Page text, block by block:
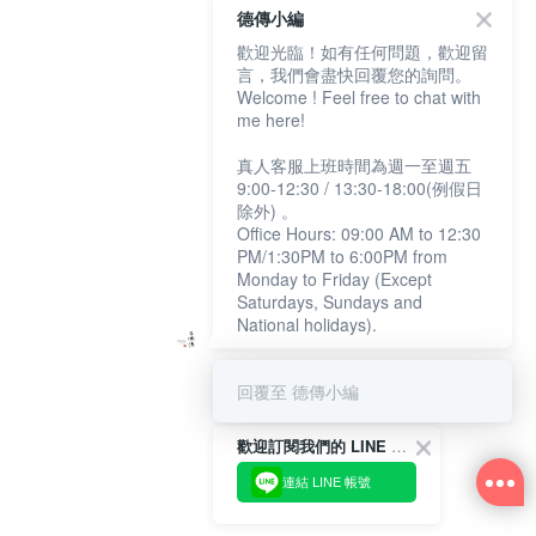
歡迎訂閱我們的 LINE 官方帳號
連結 LINE 帳號
德傳小編
歡迎光臨！如有任何問題，歡迎留
言，我們會盡快回覆您的詢問。
Welcome ! Feel free to chat with
me here!
真人客服上班時間為週一至週五
9:00-12:30 / 13:30-18:00(例假日
除外) 。
Office Hours: 09:00 AM to 12:30
PM/1:30PM to 6:00PM from
Monday to Friday (Except
Saturdays, Sundays and
National holidays).
回覆至 德傳小編